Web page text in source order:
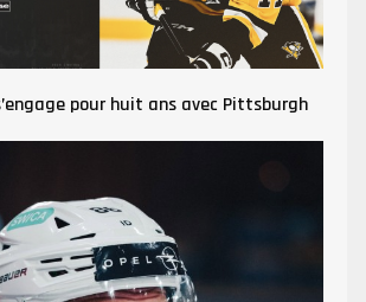
pour huit ans avec Pittsburgh